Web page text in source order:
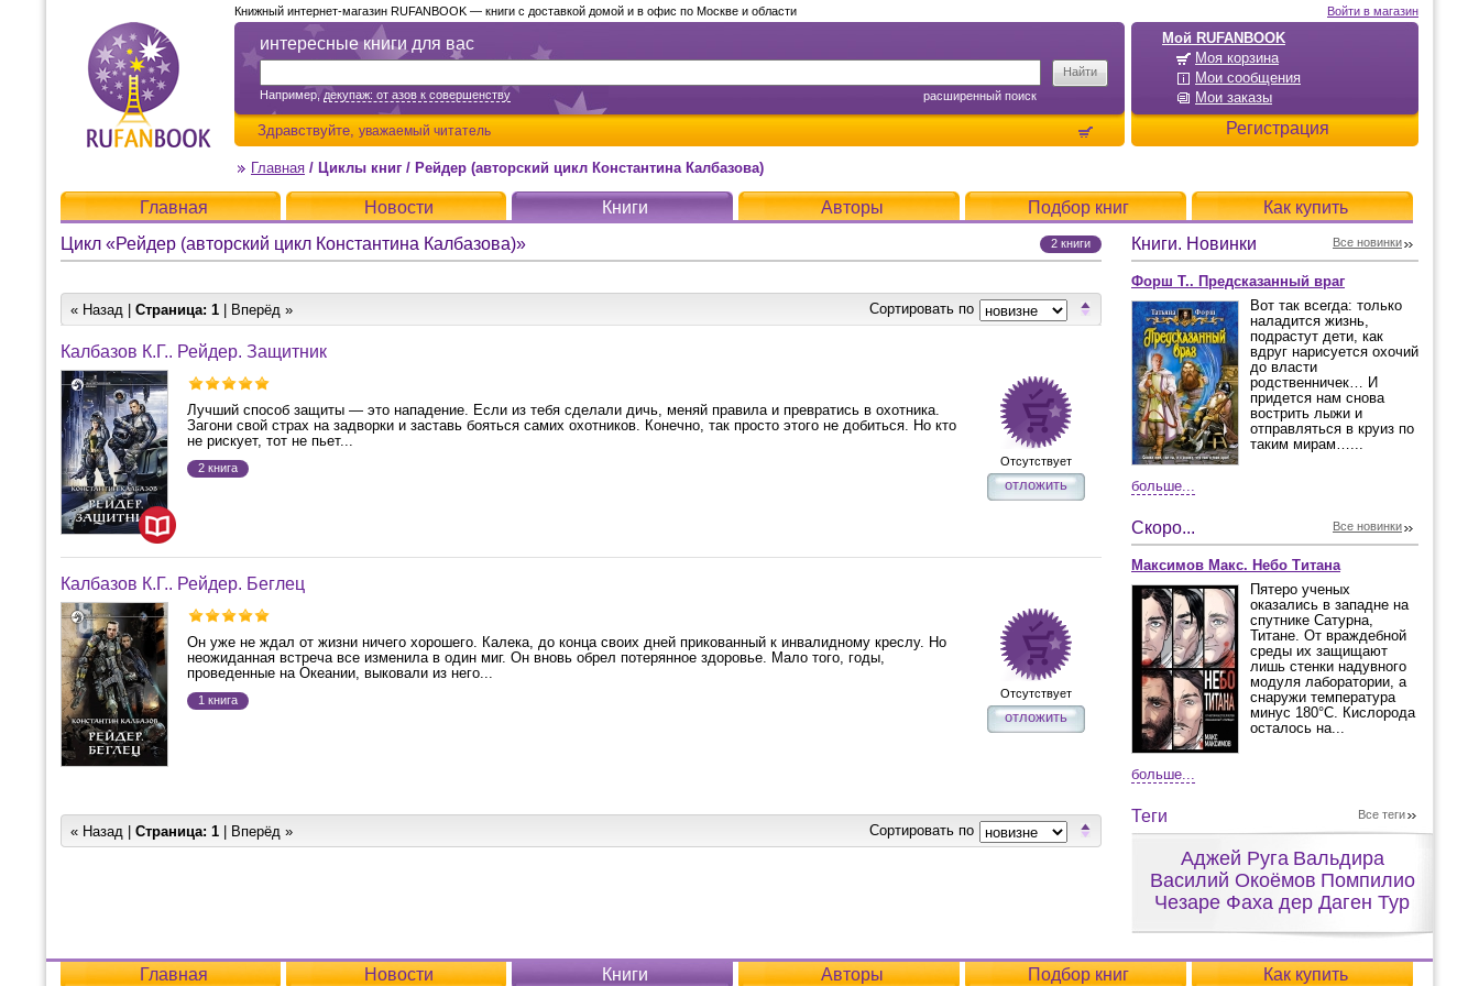
Мой RUFANBOOK
Моя корзина
Мои сообщения
Мои заказы
Регистрация
Войти в магазин
интересные книги для вас
Например,декупаж: от азов к совершенству расширенный поиск
Здравствуйте, уважаемый читатель
Книжный интернет-магазин RUFANBOOK — книги с доставкой домой и в офис по Москве и области
Главная / Циклы книг / Рейдер (авторский цикл Константина Калбазова)
Главная Новости Книги Авторы Подбор книг
Как купить
Цикл «Рейдер (авторский цикл Константина Калбазова)»
2 книги
« Назад | Страница: 1 | Вперёд » Сортировать по
Калбазов К.Г.. Рейдер. Защитник
Лучший способ защиты — это нападение. Если из тебя сделали дичь, меняй правила и превратись в охотника.
Загони свой страх на задворки и заставь бояться самих охотников. Конечно, так просто этого не добиться. Но кто
не рискует, тот не пьет...
2 книга Отсутствует
отложить
Калбазов К.Г.. Рейдер. Беглец
Он уже не ждал от жизни ничего хорошего. Калека, до конца своих дней прикованный к инвалидному креслу. Но
неожиданная встреча все изменила в один миг. Он вновь обрел потерянное здоровье. Мало того, годы,
проведенные на Океании, выковали из него...
1 книга Отсутствует
отложить
« Назад | Страница: 1 | Вперёд » Сортировать по
Книги. Новинки Все новинки
Форш Т.. Предсказанный враг
Вот так всегда: только
наладится жизнь,
подрастут дети, как
вдруг нарисуется охочий
до власти
родственничек… И
придется нам снова
вострить лыжи и
отправляться в круиз по
таким мирам…...
больше...
Скоро... Все новинки
Максимов Макс. Небо Титана
Пятеро ученых
оказались в западне на
спутнике Сатурна,
Титане. От враждебной
среды их защищают
лишь стенки надувного
модуля лаборатории, а
снаружи температура
минус 180°С. Кислорода
осталось на...
больше...
Теги Все теги
Аджей Руга Вальдира
Василий Окоёмов Помпилио
Чезаре Фаха дер Даген Тур
Главная Новости Книги Авторы Подбор книг Как купить